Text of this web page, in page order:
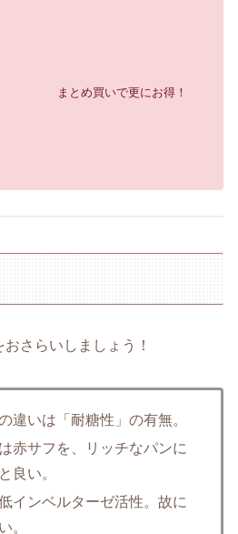
まとめ買いで更にお得！
さらいしましょう！
違いは「耐糖性」の有無。
赤サフを、リッチなパンに
良い。
インベルターゼ活性。故に
。